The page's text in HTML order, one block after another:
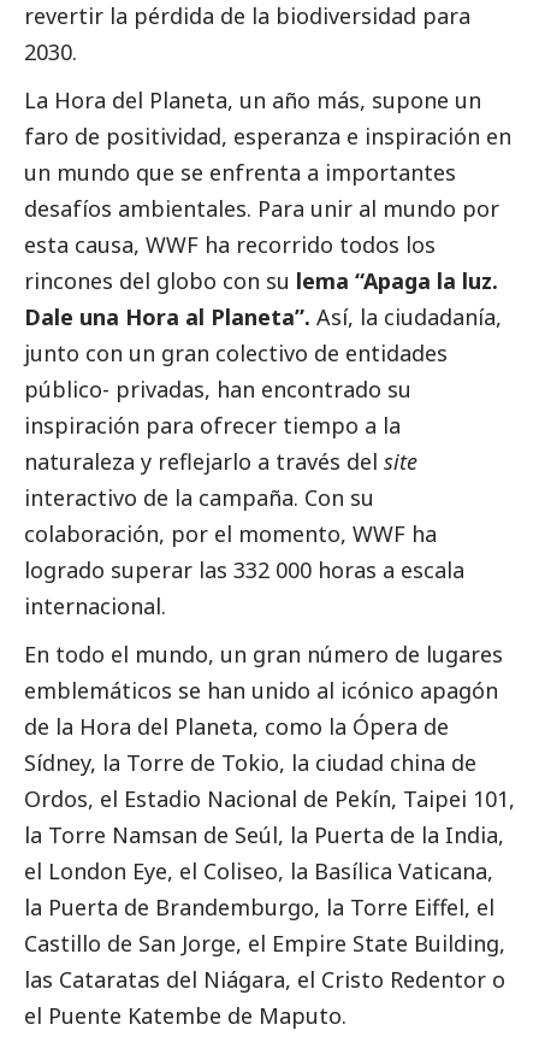
revertir la pérdida de la biodiversidad para
2030.
La Hora del Planeta, un año más, supone un
faro de positividad, esperanza e inspiración en
un mundo que se enfrenta a importantes
desafíos ambientales. Para unir al mundo por
esta causa, WWF ha recorrido todos los
rincones del globo con su lema “Apaga la luz.
Dale una Hora al Planeta”. Así, la ciudadanía,
junto con un gran colectivo de entidades
público- privadas, han encontrado su
inspiración para ofrecer tiempo a la
naturaleza y reflejarlo a través del site
interactivo de la campaña. Con su
colaboración, por el momento, WWF ha
logrado superar las 332 000 horas a escala
internacional.
En todo el mundo, un gran número de lugares
emblemáticos se han unido al icónico apagón
de la Hora del Planeta, como la Ópera de
Sídney, la Torre de Tokio, la ciudad china de
Ordos, el Estadio Nacional de Pekín, Taipei 101,
la Torre Namsan de Seúl, la Puerta de la India,
el London Eye, el Coliseo, la Basílica Vaticana,
la Puerta de Brandemburgo, la Torre Eiffel, el
Castillo de San Jorge, el Empire State Building,
las Cataratas del Niágara, el Cristo Redentor o
el Puente Katembe de Maputo.